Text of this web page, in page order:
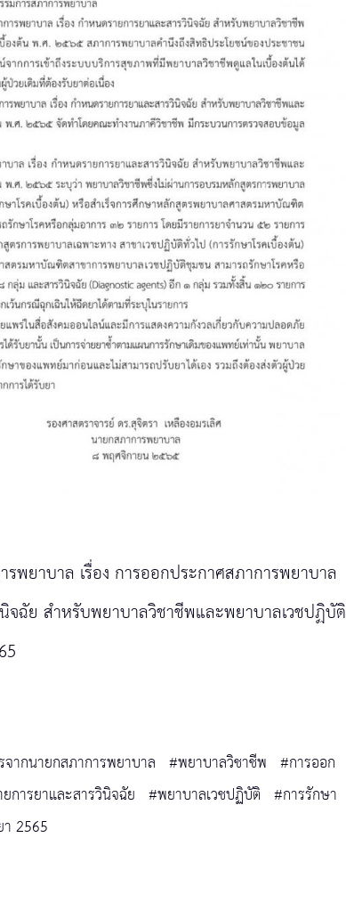
พยาบาล เรื่อง การออกประกาศสภาการพยาบาล
จฉัย สำหรับพยาบาลวิชาชีพและพยาบาลเวชปฏิบัติ
จากนายกสภาการพยาบาล #พยาบาลวิชาชีพ #การออก
การยาและสารวินิจฉัย #พยาบาลเวชปฏิบัติ #การรักษา
2565